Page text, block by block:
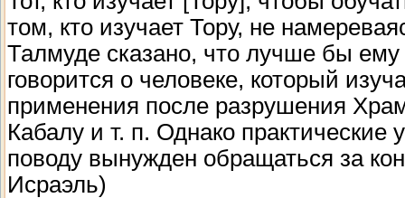
том, кто изучает Тору, не
Талмуде сказано, что лучше бы
говорится о человеке, который
применения после разрушения
Кабалу и т. п. Однако практические
поводу вынужден обращаться за
Исраэль)